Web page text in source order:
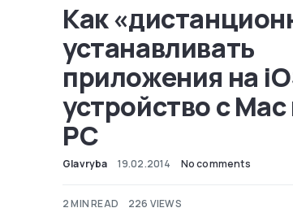
Как
устанавливать
приложения на
устройство с
PC
Glavryba 19.02.2014 No comments
2 MIN READ 226 VIEWS